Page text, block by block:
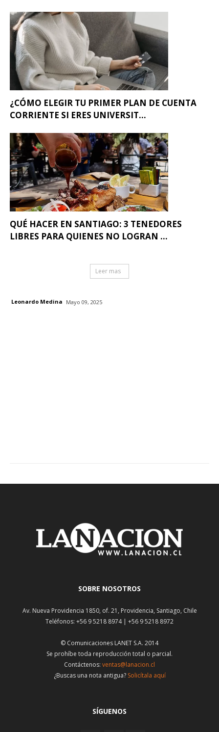
¿CÓMO ELEGIR TU PRIMER PLAN DE CUENTA
CORRIENTE SI ERES UNIVERSIT...
QUÉ HACER EN SANTIAGO: 3 TENEDORES
LIBRES PARA QUIENES NO LOGRAN ...
Leer mas
Leonardo Medina Mayo 09, 2025
SOBRE NOSOTROS
Av. Nueva Providencia 1850, of. 21, Providencia, Santiago, Chile
Teléfonos: +56 9 5218 8974 | +56 9 5218 8972
© Comunicaciones LANET S.A. 2014
Se prohíbe toda reproducción total o parcial.
Contáctenos: ventas@lanacion.cl
¿Buscas una nota antigua? Solicítala aquí
SÍGUENOS